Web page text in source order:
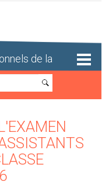
de la
Recherche